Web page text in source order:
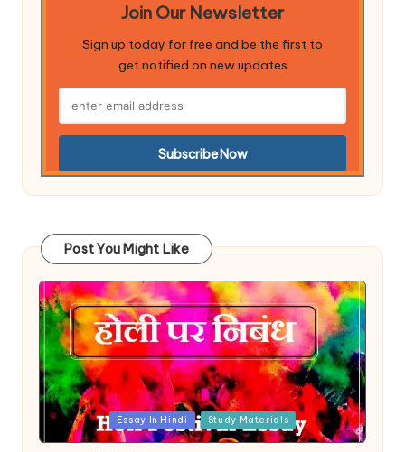
Join Our Newsletter
Sign up today for free and be the first to
get notified on new updates
Post You Might Like
Posted
Essay In Hindi Study Materials